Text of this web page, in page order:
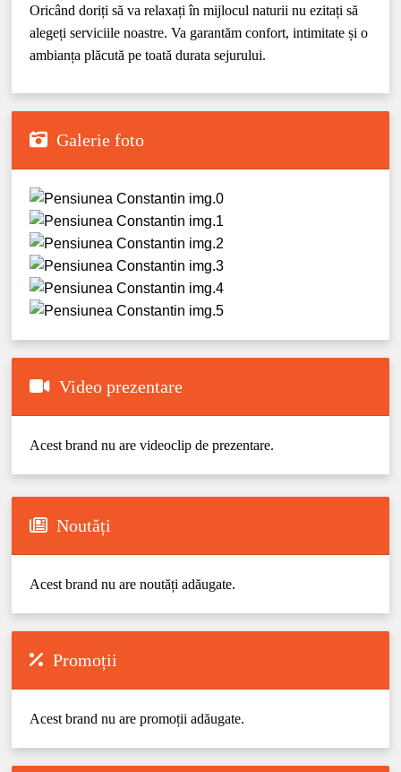
Oricând doriți să va relaxați în mijlocul naturii nu ezitați să
alegeți serviciile noastre. Va garantăm confort, intimitate și o
ambianța plăcută pe toată durata sejurului.
Galerie foto
Video prezentare
Acest brand nu are videoclip de prezentare.
Noutăți
Acest brand nu are noutăți adăugate.
Promoții
Acest brand nu are promoții adăugate.